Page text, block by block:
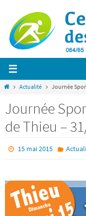
contenu
HomeActualité Journée
Journée
de Thieu –
15 mai 2015